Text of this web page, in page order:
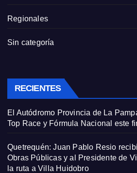
Regionales
Sin categoría
RECIENTES
El Autódromo Provincia de La
Top Race y Fórmula Nacional este
Quetrequén: Juan Pablo Resio
Obras Públicas y al Presidente de
la ruta a Villa Huidobro